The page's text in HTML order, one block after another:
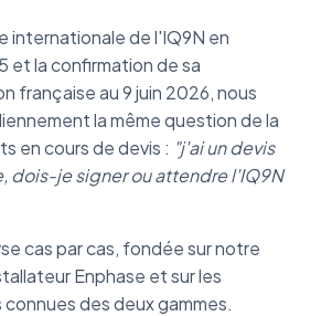
internationale de l'IQ9N en
et la confirmation de sa
française au 9 juin 2026, nous
la même question de la
en cours de devis : "j'ai un devis
dois-je signer ou attendre l'IQ9N
cas par cas, fondée sur notre
Enphase et sur les
des deux gammes.